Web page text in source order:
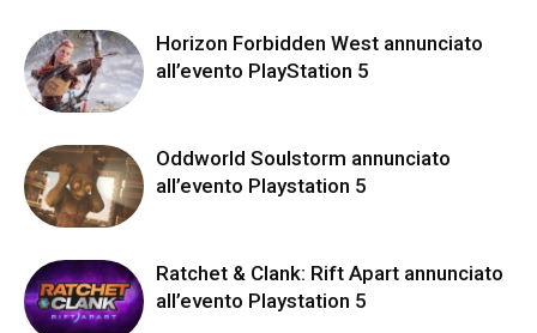
Horizon Forbidden West annunciato
all’evento PlayStation 5
Oddworld Soulstorm annunciato
all’evento Playstation 5
Ratchet & Clank: Rift Apart annunciato
all’evento Playstation 5